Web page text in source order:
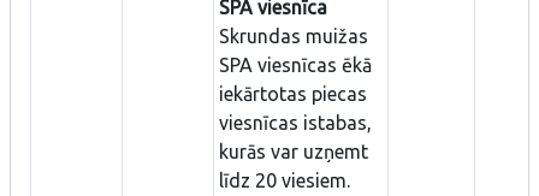
SPA viesnīca
Skrundas muižas
SPA viesnīcas ēkā
iekārtotas piecas
viesnīcas istabas,
kurās var uzņemt
līdz 20 viesiem.